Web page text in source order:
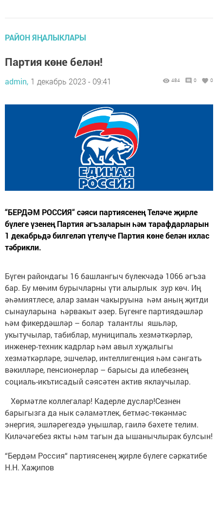
РАЙОН ЯҢАЛЫКЛАРЫ
Партия көне белән!
admin, 1 декабрь 2023 - 09:41 484 0 0
“БЕРДӘМ РОССИЯ“ сәяси партиясенең Теләче җирле
бүлеге үзенең Партия әгъзаларын һәм тарафдарларын
1 декабрьдә билгеләп үтелүче Партия көне белән ихлас
тәбрикли.
Бүген райондагы 16 башлангыч бүлекчәдә 1066 әгъза
бар. Бу мөһим бурычларны үти алырлык зур көч. Иң
әһәмиятлесе, алар заман чакыруына һәм аның җитди
сынауларына һәрвакыт әзер. Бүгенге партиядәшләр
һәм фикердәшләр – болар талантлы яшьләр,
укытучылар, табиблар, муниципаль хезмәткәрләр,
инженер-техник кадрлар һәм авыл хуҗалыгы
хезмәткәрләре, эшчеләр, интеллигенция һәм сәнгать
вәкилләре, пенсионерлар – барысы да илебезнең
социаль-икътисадый сәясәтен актив яклаучылар.
Хөрмәтле коллегалар! Кадерле дуслар!Сезнен
барыгызга да нык сәламәтлек, бетмәс-төкәнмәс
энергия, эшләрегездә уңышлар, гаилә бәхете телим.
Киләчәгебез якты һәм тагын да ышанычлырак булсын!
“Бердәм Россия“ партиясенең җирле бүлеге сәркатибе
Н.Н. Хаҗипов